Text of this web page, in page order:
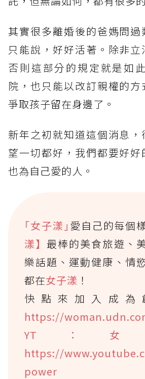
其實很多離婚後的爸媽問
只能說，好好活著。除非立
否則這部分的規定就是如
院，也只能以改訂親權的
爭取孩子留在身邊了。
新年之初就知道這個消息
望一切都好，我們都要好好
也為自己愛的人。
｢女子漾｣ 愛自己的每個
漾】 最棒的美食旅遊、
樂話題、運動健康、情
都在女子漾 ！
快點來加入成為
https://
YT：女
https://
power